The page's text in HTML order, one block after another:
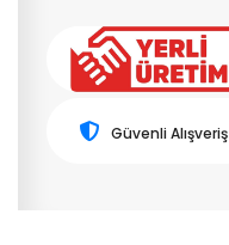
Güvenli Alışveriş